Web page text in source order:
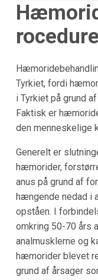
Tyrkiet, fordi
i Tyrkiet på grund
Faktisk er
den menneskelige
Generelt er
hæmorider,
anus på grund af
hængende nedad i
opståen. I
omkring 50-70 års
analmusklerne og
hæmorider blevet
grund af årsager